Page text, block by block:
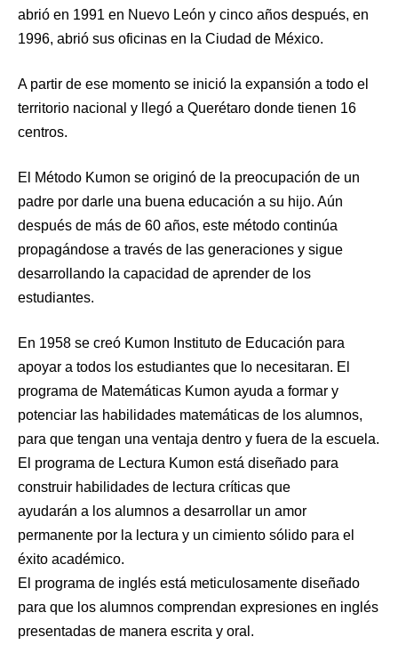
abrió en 1991 en Nuevo León y cinco años después, en
1996, abrió sus oficinas en la Ciudad de México.
A partir de ese momento se inició la expansión a todo el
territorio nacional y llegó a Querétaro donde tienen 16
centros.
El Método Kumon se originó de la preocupación de un
padre por darle una buena educación a su hijo. Aún
después de más de 60 años, este método continúa
propagándose a través de las generaciones y sigue
desarrollando la capacidad de aprender de los
estudiantes.
En 1958 se creó Kumon Instituto de Educación para
apoyar a todos los estudiantes que lo necesitaran. El
programa de Matemáticas Kumon ayuda a formar y
potenciar las habilidades matemáticas de los alumnos,
para que tengan una ventaja dentro y fuera de la escuela.
El programa de Lectura Kumon está diseñado para
construir habilidades de lectura críticas que
ayudarán a los alumnos a desarrollar un amor
permanente por la lectura y un cimiento sólido para el
éxito académico.
El programa de inglés está meticulosamente diseñado
para que los alumnos comprendan expresiones en inglés
presentadas de manera escrita y oral.